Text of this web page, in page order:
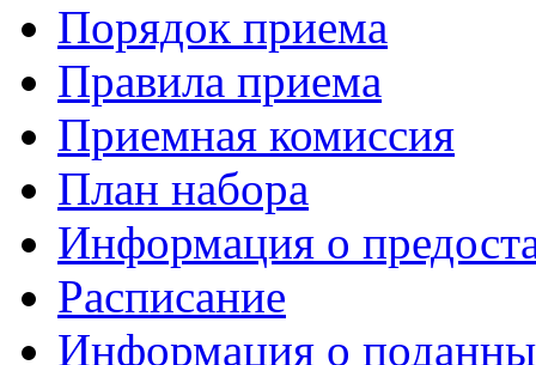
Порядок приема
Правила приема
Приемная комиссия
План набора
Информация о
Расписание
Информация о